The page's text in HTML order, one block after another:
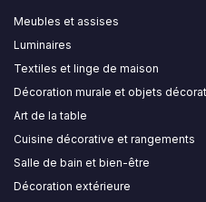
Meubles et assises
Luminaires
Textiles et linge de maison
Décoration murale et objets
Art de la table
Cuisine décorative et rangements
Salle de bain et bien-être
Décoration extérieure